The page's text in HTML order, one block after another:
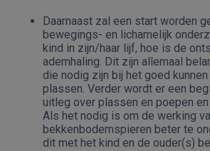
Daarnaast zal een start worden
bewegings- en lichamelijk
kind in zijn/haar lijf, hoe is de
ademhaling. Dit zijn allemaal
die nodig zijn bij het goed
plassen. Verder wordt er een
uitleg over plassen en poepen
Als het nodig is om de werking
bekkenbodemspieren beter te
dit met het kind en de ouder(s)